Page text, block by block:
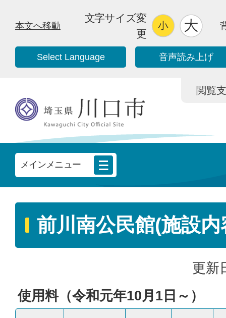
本文へ移動
文字サイズ変
更
Select Language 音声読み上げ
閲覧
メインメニュー
前川南公民館(施設内
更新
使用料（令和元年10月1日～）